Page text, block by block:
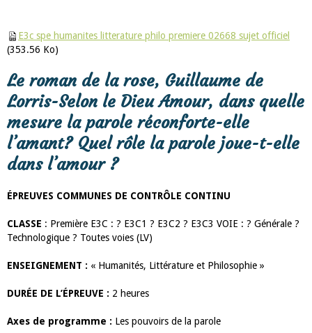
E3c spe humanites litterature philo premiere 02668 sujet officiel
(353.56 Ko)
Le roman de la rose, Guillaume de
Lorris-Selon le Dieu Amour, dans quelle
mesure la parole réconforte-elle
l’amant? Quel rôle la parole joue-t-elle
dans l’amour ?
ÉPREUVES COMMUNES DE CONTRÔLE CONTINU
CLASSE : Première E3C : ? E3C1 ? E3C2 ? E3C3 VOIE : ? Générale ?
Technologique ? Toutes voies (LV)
ENSEIGNEMENT : « Humanités, Littérature et Philosophie »
DURÉE DE L’ÉPREUVE : 2 heures
Axes de programme : Les pouvoirs de la parole